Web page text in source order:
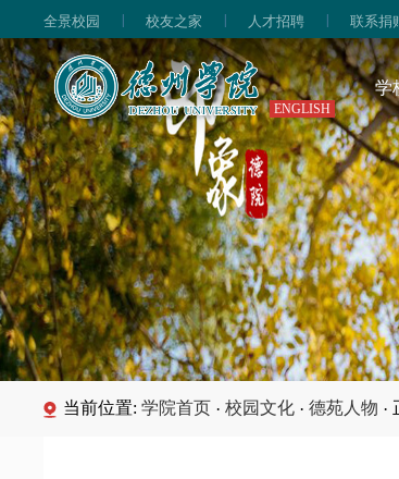
全景校园 | 校友之家 | 人才招聘 | 联系捐
ENGLISH
学
当前位置:学院首页 · 校园文化 · 德苑人物 ·